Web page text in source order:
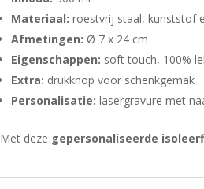
Materiaal: roestvrij staal, kunststof
Afmetingen: Ø 7 x 24 cm
Eigenschappen: soft touch, 100%
Extra: drukknop voor schenkgemak
Personalisatie: lasergravure met
Met deze gepersonaliseerde